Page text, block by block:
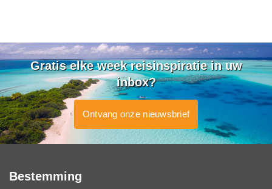
Gratis elke week reisinspiratie in uw
inbox?
Ontvang onze nieuwsbrief
Bestemming